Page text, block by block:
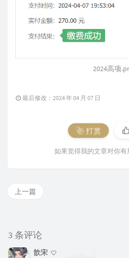
2024高项
最后修改：2024 年 04 月 07 日
打赏
如果觉得我的文章对你
上一篇
3 条评论
歆宋